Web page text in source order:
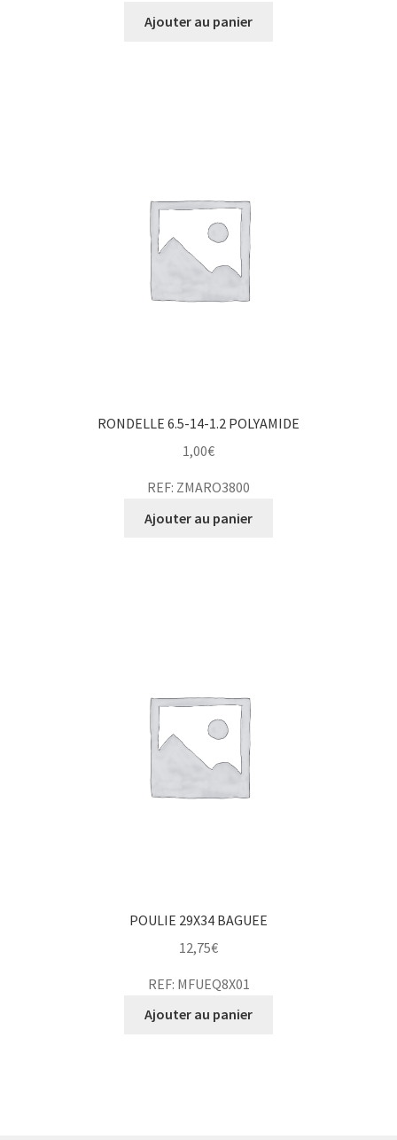
Ajouter au panier
RONDELLE 6.5-14-1.2 POLYAMIDE
1,00€
REF: ZMARO3800
Ajouter au panier
POULIE 29X34 BAGUEE
12,75€
REF: MFUEQ8X01
Ajouter au panier